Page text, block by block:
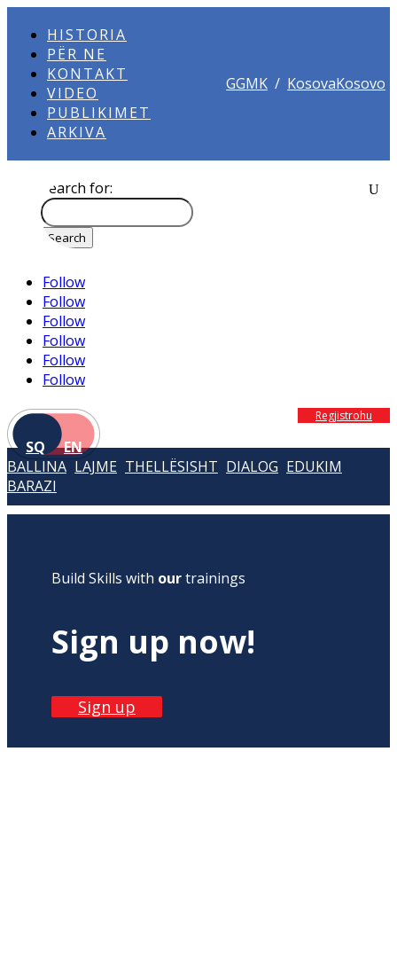
HISTORIA
PËR NE
KONTAKT
VIDEO
PUBLIKIMET
ARKIVA
GGMK / KosovaKosovo
Search for:
Follow
Follow
Follow
Follow
Follow
Follow
SQ EN
Regjistrohu
BALLINA LAJME THELLËSISHT DIALOG EDUKIM
BARAZI
Build Skills with ourtrainings
Sign up now!
Sign up